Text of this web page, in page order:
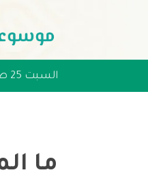
السبت 25 صفر 1448 هـ الموافق 8 أغسطس 2026 مـ
ما